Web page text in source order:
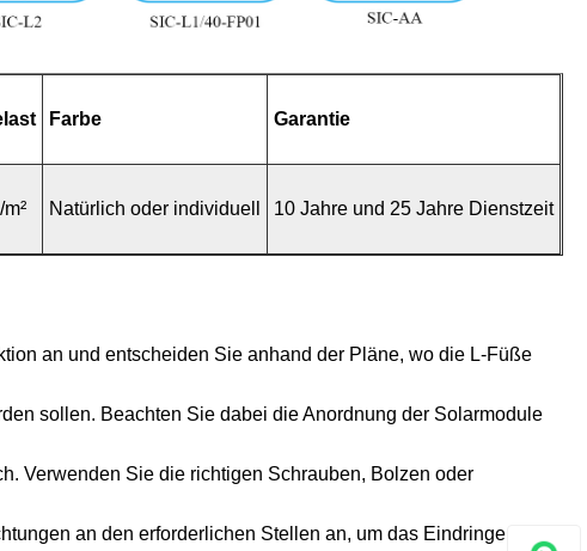
Farbe Garantie
Natürlich oder individuell 10 Jahre und 25 Jahre Dienstzeit
an und entscheiden Sie anhand der Pläne, wo die L-Füße
sollen. Beachten Sie dabei die Anordnung der Solarmodule
Verwenden Sie die richtigen Schrauben, Bolzen oder
an den erforderlichen Stellen an, um das Eindringen von